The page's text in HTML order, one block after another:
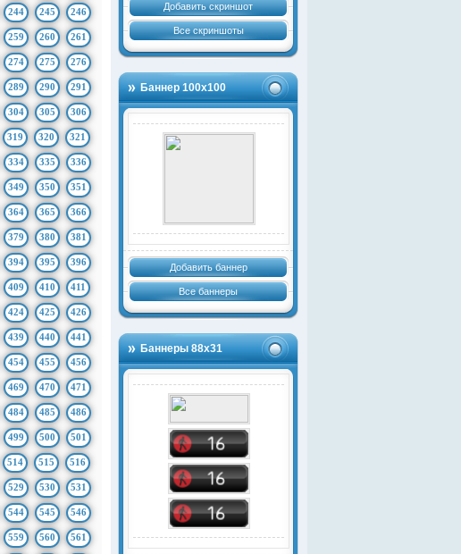
Добавить скриншот
Все скриншоты
Баннер 100х100
Добавить баннер
Все баннеры
Баннеры 88х31
244 245 246
259 260 261
274 275 276
289 290 291
304 305 306
319 320 321
334 335 336
349 350 351
364 365 366
379 380 381
394 395 396
409 410 411
424 425 426
439 440 441
454 455 456
469 470 471
484 485 486
499 500 501
514 515 516
529 530 531
544 545 546
559 560 561